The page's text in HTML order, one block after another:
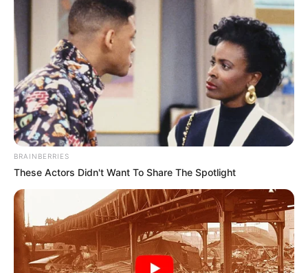
BRAINBERRIES
These Actors Didn't Want To Share The Spotlight